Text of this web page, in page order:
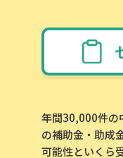
年間30,000件の
の補助金・助成
可能性といくら